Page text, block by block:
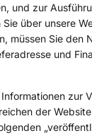
und zur
Sie über unsere
müssen Sie den
und
zur
der